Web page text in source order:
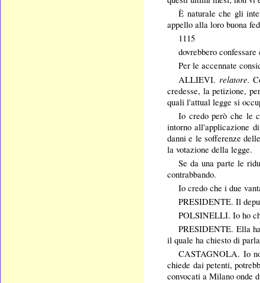
È naturale che gli
appello alla loro buona
1115
dovrebbero
Per le accennate
ALLIEVI. relatore.
credesse, la petizione,
quali l'attual legge si
Io credo però che le
intorno all'applicazione
danni e le sofferenze
la votazione della legge.
Se da una parte le
contrabbando.
Io credo che i due
PRESIDENTE. Il
POLSINELLI.Io ho
PRESIDENTE. Ella
il quale ha chiesto di
CASTAGNOLA. Io
chiede dai petenti,
convocati a Milano onde